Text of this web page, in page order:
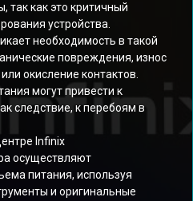
так как это критичный
устройства.
необходимость в такой
повреждения, износ
окисление контактов.
могут привести к
следствие, к перебоям в
Infinix
осуществляют
питания, используя
и оригинальные